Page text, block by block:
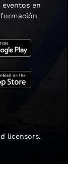
eventos en
licensors.